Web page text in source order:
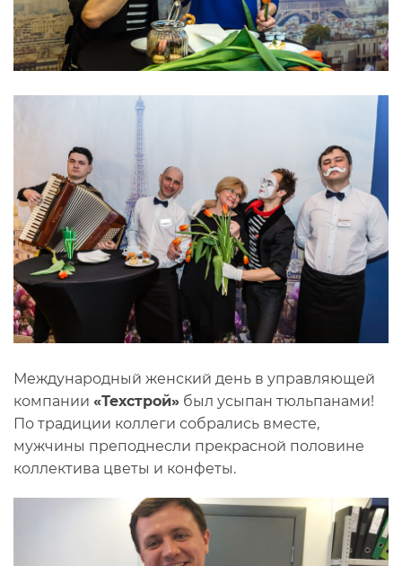
Международный женский день в управляющей
компании «Техстрой» был усыпан тюльпанами!
По традиции коллеги собрались вместе,
мужчины преподнесли прекрасной половине
коллектива цветы и конфеты.